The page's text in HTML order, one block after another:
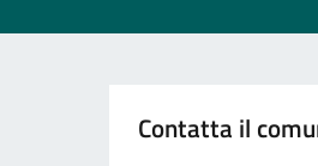
Contatta il